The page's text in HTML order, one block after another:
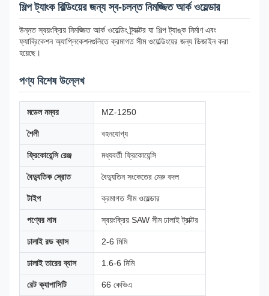
শিল্প ট্যাংক বিল্ডিংয়ের জন্য স্ব-চলন্ত নিমজ্জিত আর্ক ওয়েল্ডার
উন্নত স্বয়ংক্রিয় নিমজ্জিত আর্ক ওয়েল্ডিং ট্র্যাক্টর যা শিল্প ট্যাঙ্ক নির্মাণ এবং
ফ্যাব্রিকেশন অ্যাপ্লিকেশনগুলিতে ক্রমাগত সীম ওয়েল্ডিংয়ের জন্য ডিজাইন করা
হয়েছে।
পণ্য বিশেষ উল্লেখ
মডেল নম্বর MZ-1250
শৈলী বহনযোগ্য
ফ্রিকোয়েন্সি রেঞ্জ মধ্যবর্তী ফ্রিকোয়েন্সি
বৈদ্যুতিক স্রোত বৈদ্যুতিন সংকেতের মেরু বদল
টাইপ ক্রমাগত সীম ওয়েল্ডার
পণ্যের নাম স্বয়ংক্রিয় SAW সীম ঢালাই ট্রাক্টর
ঢালাই রড ব্যাস 2-6 মিমি
ঢালাই তারের ব্যাস 1.6-6 মিমি
রেট ক্যাপাসিটি 66 কেভিএ